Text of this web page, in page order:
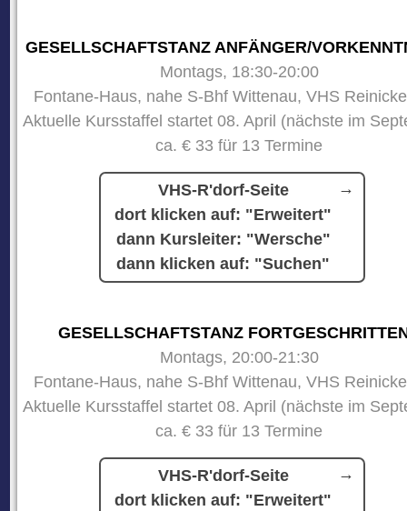
GESELLSCHAFTSTANZ ANFÄNGER/
Montags, 18:30-20:00
Fontane-Haus, nahe S-Bhf Wittenau, VHS
Aktuelle Kursstaffel startet 08. April (nächste im
ca. € 33 für 13 Termine
VHS-R'dorf-Seite
dort klicken auf: "Erweitert"
dann Kursleiter: "Wersche"
dann klicken auf: "Suchen"
GESELLSCHAFTSTANZ
Montags, 20:00-21:30
Fontane-Haus, nahe S-Bhf Wittenau, VHS
Aktuelle Kursstaffel startet 08. April (nächste im
ca. € 33 für 13 Termine
VHS-R'dorf-Seite
dort klicken auf: "Erweitert"